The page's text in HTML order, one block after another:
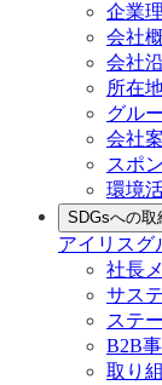
企業
会社
会社
所在
グル
会社
スポ
環境
SDGsへの取
アイリスグ
社長
サス
ステ
B2B
取り